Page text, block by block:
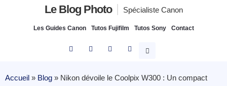
Le Blog Photo Spécialiste Canon
Les Guides Canon Tutos Fujifilm Tutos Sony Contact
Accueil » Blog » Nikon dévoile le Coolpix W300 : Un compact